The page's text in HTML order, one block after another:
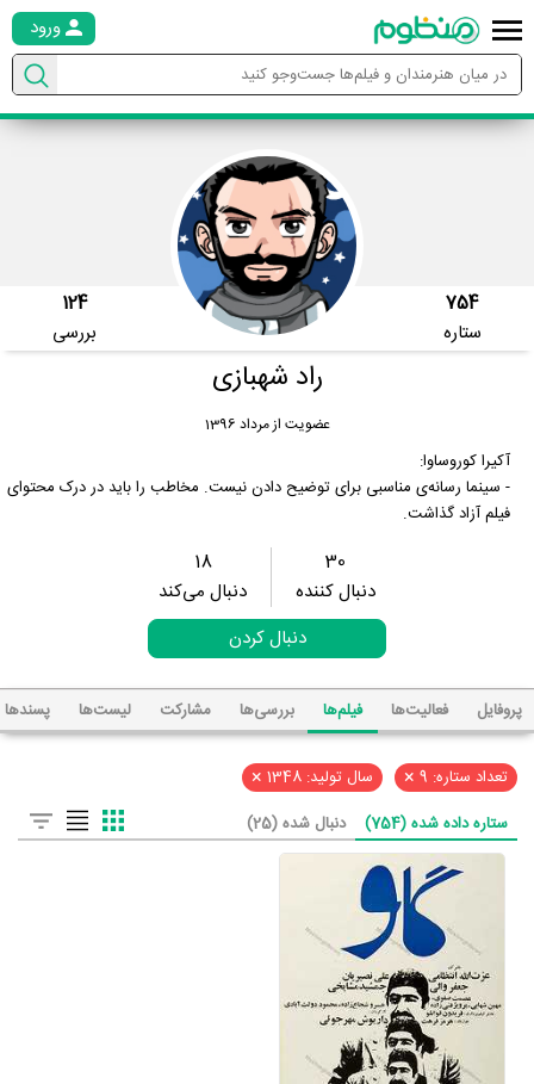
ورود
754
ستاره
124
بررسی
راد شهبازی
عضویت از مرداد 1396
آکیرا کوروساوا:
- سینما رسانه‌ی مناسبی برای توضیح دادن نیست. مخاطب را باید در درک محتوای
فیلم آزاد گذاشت.
30
دنبال کننده
18
دنبال می‌کند
دنبال کردن
پروفایل فعالیت‌ها فیلم‌ها بررسی‌ها مشارکت لیست‌ها پسند‌ها
تعداد ستاره: 9 × سال تولید: 1348 ×
ستاره داده شده (754) دنبال شده (25)